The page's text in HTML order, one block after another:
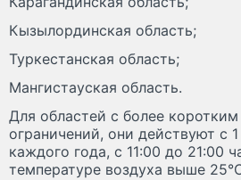
Кызылординская область;
Туркестанская область;
Мангистауская область.
Для областей с более
ограничений, они действуют с
каждого года, с 11:00 до 21:00
температуре воздуха выше